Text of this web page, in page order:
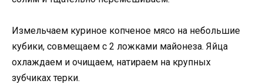
Измельчаем куриное копченое мясо на небольшие
кубики, совмещаем с 2 ложками майонеза. Яйца
охлаждаем и очищаем, натираем на крупных
зубчиках терки.